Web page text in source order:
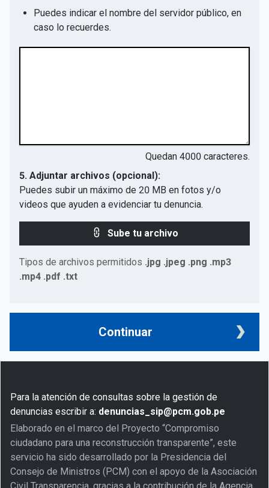
Puedes indicar el nombre del servidor público, en
caso lo recuerdes.
Quedan 4000 caracteres.
5. Adjuntar archivos (opcional):
Puedes subir un máximo de 20 MB en fotos y/o
videos que ayuden a evidenciar tu denuncia.
Sube tu archivo
Tipos de archivos permitidos .jpg .jpeg .png .mp3
.mp4 .pdf .txt
Continuar
Para la atención de consultas sobre la gestión de
denuncias escribir a: denuncias_sip@pcm.gob.pe
Elaborado en el marco del Proyecto “Compromiso
ciudadano para una reconstrucción transparente”, este
servicio ha sido desarrollado por la Presidencia del
Consejo de Ministros (PCM) con el apoyo de la Asociación